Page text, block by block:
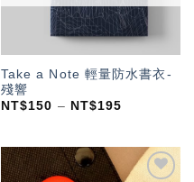
Take a Note 輕量防水書衣-
殘響
NT$150 – NT$195